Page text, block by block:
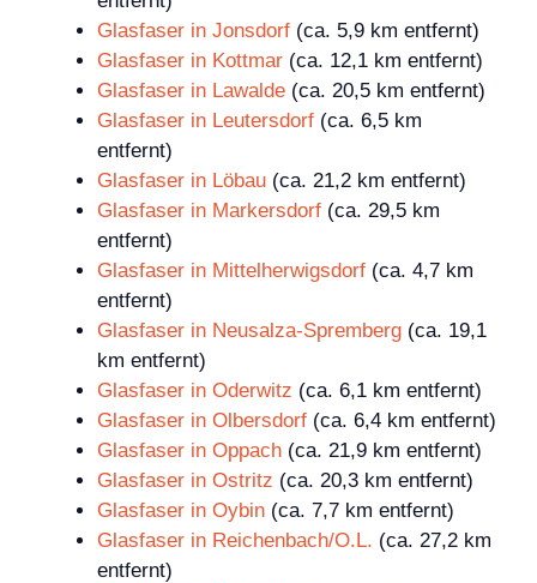
Glasfaser in Jonsdorf (ca. 5,9 km entfernt)
Glasfaser in Kottmar (ca. 12,1 km entfernt)
Glasfaser in Lawalde (ca. 20,5 km entfernt)
Glasfaser in Leutersdorf (ca. 6,5 km
entfernt)
Glasfaser in Löbau (ca. 21,2 km entfernt)
Glasfaser in Markersdorf (ca. 29,5 km
entfernt)
Glasfaser in Mittelherwigsdorf (ca. 4,7 km
entfernt)
Glasfaser in Neusalza-Spremberg (ca. 19,1
km entfernt)
Glasfaser in Oderwitz (ca. 6,1 km entfernt)
Glasfaser in Olbersdorf (ca. 6,4 km entfernt)
Glasfaser in Oppach (ca. 21,9 km entfernt)
Glasfaser in Ostritz (ca. 20,3 km entfernt)
Glasfaser in Oybin (ca. 7,7 km entfernt)
Glasfaser in Reichenbach/O.L. (ca. 27,2 km
entfernt)